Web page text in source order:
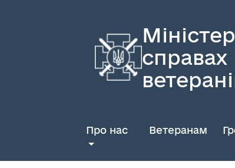
справах
Про нас Ветеранам